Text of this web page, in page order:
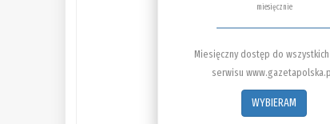
miesięcznie
Miesięczny dostęp do
serwisu
WYBIERAM